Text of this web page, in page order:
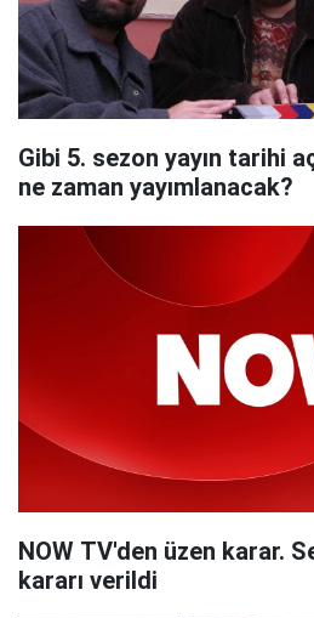
Gibi 5. sezon yayın tarihi
ne zaman yayımlanacak?
NOW TV'den üzen karar.
kararı verildi